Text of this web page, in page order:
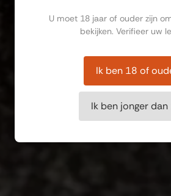
U moet 18 jaar of ouder zijn
bekijken. Verifieer uw
Ik ben 18 of
Ik ben jonger dan